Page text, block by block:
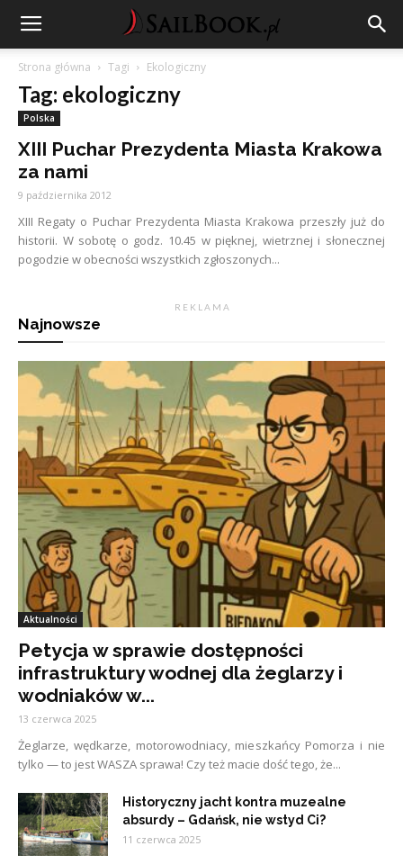
Strona główna Tagi Ekologiczny
Tag: ekologiczny
Polska
XIII Puchar Prezydenta Miasta Krakowa
za nami
9 października 2012
XIII Regaty o Puchar Prezydenta Miasta Krakowa przeszły już do
historii. W sobotę o godz. 10.45 w pięknej, wietrznej i słonecznej
pogodzie w obecności wszystkich zgłoszonych...
R E K L A M A
Najnowsze
Aktualności
Petycja w sprawie dostępności
infrastruktury wodnej dla żeglarzy i
wodniaków w...
13 czerwca 2025
Żeglarze, wędkarze, motorowodniacy, mieszkańcy Pomorza i nie
tylko — to jest WASZA sprawa! Czy też macie dość tego, że...
Historyczny jacht kontra muzealne
absurdy – Gdańsk, nie wstyd Ci?
11 czerwca 2025